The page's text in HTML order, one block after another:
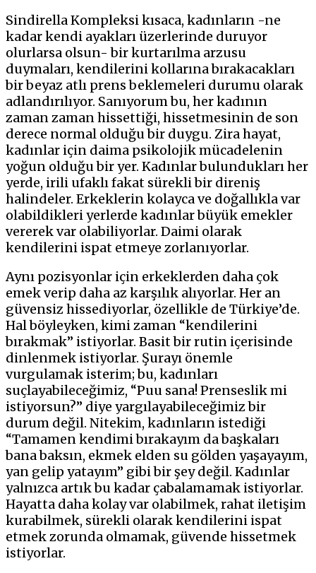
Sindirella Kompleksi kısaca, kadınların -ne
kadar kendi ayakları üzerlerinde duruyor
olurlarsa olsun- bir kurtarılma arzusu
duymaları, kendilerini kollarına bırakacakları
bir beyaz atlı prens beklemeleri durumu olarak
adlandırılıyor. Sanıyorum bu, her kadının
zaman zaman hissettiği, hissetmesinin de son
derece normal olduğu bir duygu. Zira hayat,
kadınlar için daima psikolojik mücadelenin
yoğun olduğu bir yer. Kadınlar bulundukları her
yerde, irili ufaklı fakat sürekli bir direniş
halindeler. Erkeklerin kolayca ve doğallıkla var
olabildikleri yerlerde kadınlar büyük emekler
vererek var olabiliyorlar. Daimi olarak
kendilerini ispat etmeye zorlanıyorlar.
Aynı pozisyonlar için erkeklerden daha çok
emek verip daha az karşılık alıyorlar. Her an
güvensiz hissediyorlar, özellikle de Türkiye’de.
Hal böyleyken, kimi zaman “kendilerini
bırakmak” istiyorlar. Basit bir rutin içerisinde
dinlenmek istiyorlar. Şurayı önemle
vurgulamak isterim; bu, kadınları
suçlayabileceğimiz, “Puu sana! Prenseslik mi
istiyorsun?” diye yargılayabileceğimiz bir
durum değil. Nitekim, kadınların istediği
“Tamamen kendimi bırakayım da başkaları
bana baksın, ekmek elden su gölden yaşayayım,
yan gelip yatayım” gibi bir şey değil. Kadınlar
yalnızca artık bu kadar çabalamamak istiyorlar.
Hayatta daha kolay var olabilmek, rahat iletişim
kurabilmek, sürekli olarak kendilerini ispat
etmek zorunda olmamak, güvende hissetmek
istiyorlar.